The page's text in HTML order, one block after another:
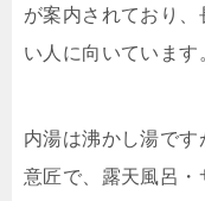
が案内されており
い人に向いています
内湯は沸かし湯で
意匠で、露天風呂